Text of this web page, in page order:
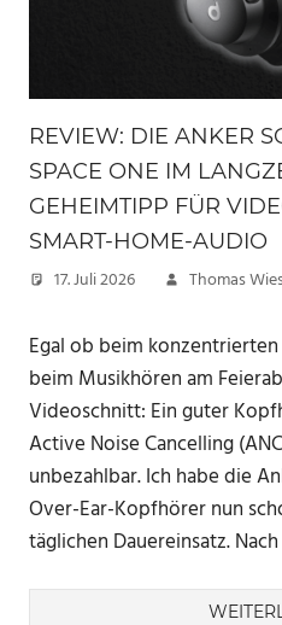
REVIEW: DIE ANKER
SPACE ONE IM
GEHEIMTIPP FÜR
SMART-HOME-AUDIO
17. Juli 2026 Thomas
Egal ob beim
beim Musikhören am
Videoschnitt: Ein guter
Active Noise Cancelling
unbezahlbar. Ich habe die
Over-Ear-Kopfhörer nun
täglichen Dauereinsatz.